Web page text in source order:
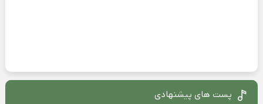
پست های پیشنهادی